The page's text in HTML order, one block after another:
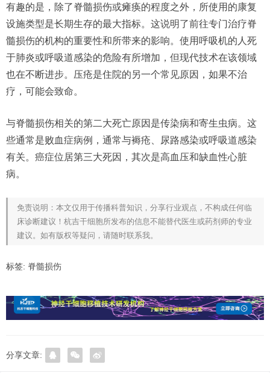
有趣的是，除了脊髓损伤或瘫痪的程度之外，所使用的康复
设施类型是长期生存的最大指标。这说明了前往专门治疗脊
髓损伤的机构的重要性和所带来的影响。使用呼吸机的人死
于肺炎或呼吸道感染的危险有所增加，但现代技术在该领域
也在不断进步。压疮是住院的另一个常见原因，如果不治
疗，可能会致命。
与脊髓损伤相关的第二大死亡原因是传染病和寄生虫病。这
些通常是败血症病例，通常与褥疮、尿路感染或呼吸道感染
有关。癌症位居第三大死因，其次是高血压和缺血性心脏
病。
免责说明：本文仅用于传播科普知识，分享行业观点，不构成任何临
床诊断建议！杭吉干细胞所发布的信息不能替代医生或药剂师的专业
建议。如有版权等疑问，请随时联系我。
标签: 脊髓损伤
分享文章: